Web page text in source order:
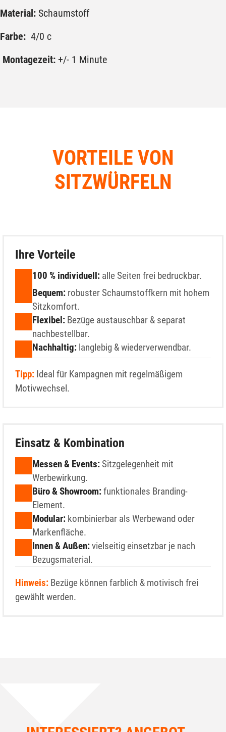
Material: Schaumstoff
Farbe: 4/0 c
Montagezeit: +/- 1 Minute
VORTEILE VON
SITZWÜRFELN
Ihre Vorteile
100 % individuell: alle Seiten frei bedruckbar.
Bequem: robuster Schaumstoffkern mit hohem
Sitzkomfort.
Flexibel: Bezüge austauschbar & separat
nachbestellbar.
Nachhaltig: langlebig & wiederverwendbar.
Tipp: Ideal für Kampagnen mit regelmäßigem
Motivwechsel.
Einsatz & Kombination
Messen & Events:Sitzgelegenheit mit
Werbewirkung.
Büro & Showroom:funktionales Branding-
Element.
Modular: kombinierbar als Werbewand oder
Markenfläche.
Innen & Außen:vielseitig einsetzbar je nach
Bezugsmaterial.
Hinweis: Bezüge können farblich & motivisch frei
gewählt werden.